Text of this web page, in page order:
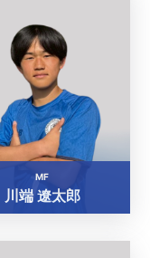
MF
川端 遼太郎